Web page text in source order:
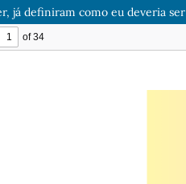
já definiram como eu deveria ser